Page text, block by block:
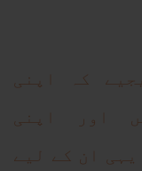
کہ اپنی
اور اپنی
ان کے لیے